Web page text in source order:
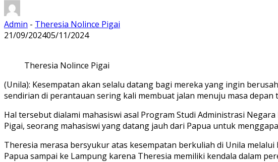
Admin - Theresia Nolince Pigai
21/09/202405/11/2024
Theresia Nolince Pigai
(Unila): Kesempatan akan selalu datang bagi mereka yang ingin
sendirian di perantauan sering kali membuat jalan menuju masa
Hal tersebut dialami mahasiswi asal Program Studi Administrasi
Pigai, seorang mahasiswi yang datang jauh dari Papua untuk
Theresia merasa bersyukur atas kesempatan berkuliah di Unila
Papua sampai ke Lampung karena Theresia memiliki kendala dalam